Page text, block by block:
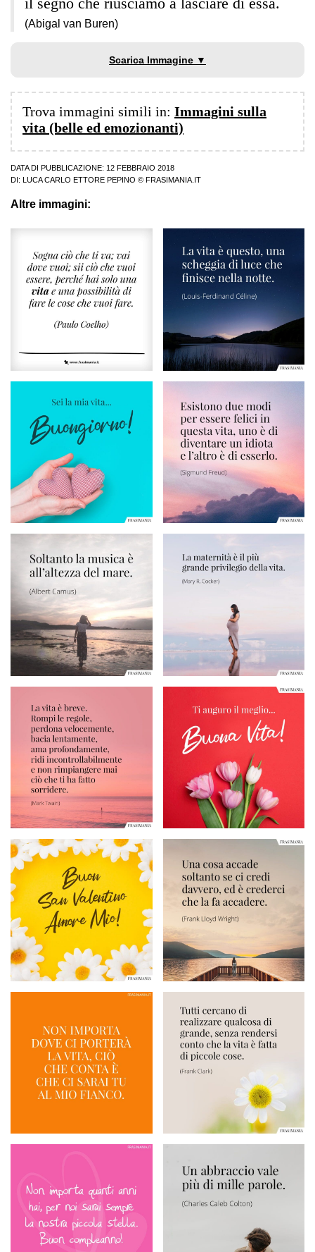
(Abigal van Buren)
Scarica Immagine ▼
Trova immagini simili in: Immagini sulla
vita (belle ed emozionanti)
DATA DI PUBBLICAZIONE: 12 FEBBRAIO 2018
DI:
LUCA CARLO ETTORE PEPINO © FRASIMANIA.IT
Altre immagini: